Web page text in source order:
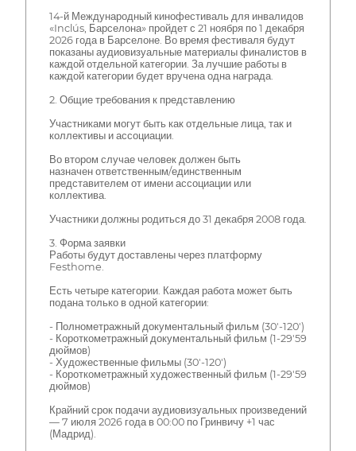
14-й Международный кинофестиваль для инвалидов
«Inclús, Барселона» пройдет с 21 ноября по 1 декабря
2026 года в Барселоне. Во время фестиваля будут
показаны аудиовизуальные материалы финалистов в
каждой отдельной категории. За лучшие работы в
каждой категории будет вручена одна награда.
2. Общие требования к представлению
Участниками могут быть как отдельные лица, так и
коллективы и ассоциации.
Во втором случае человек должен быть
назначен ответственным/единственным
представителем от имени ассоциации или
коллектива.
Участники должны родиться до 31 декабря 2008 года.
3. Форма заявки
Работы будут доставлены через платформу
Festhome.
Есть четыре категории. Каждая работа может быть
подана только в одной категории:
- Полнометражный документальный фильм (30'-120')
- Короткометражный документальный фильм (1-29'59
дюймов)
- Художественные фильмы (30'-120')
- Короткометражный художественный фильм (1-29'59
дюймов)
Крайний срок подачи аудиовизуальных произведений
— 7 июля 2026 года в 00:00 по Гринвичу +1 час
(Мадрид).